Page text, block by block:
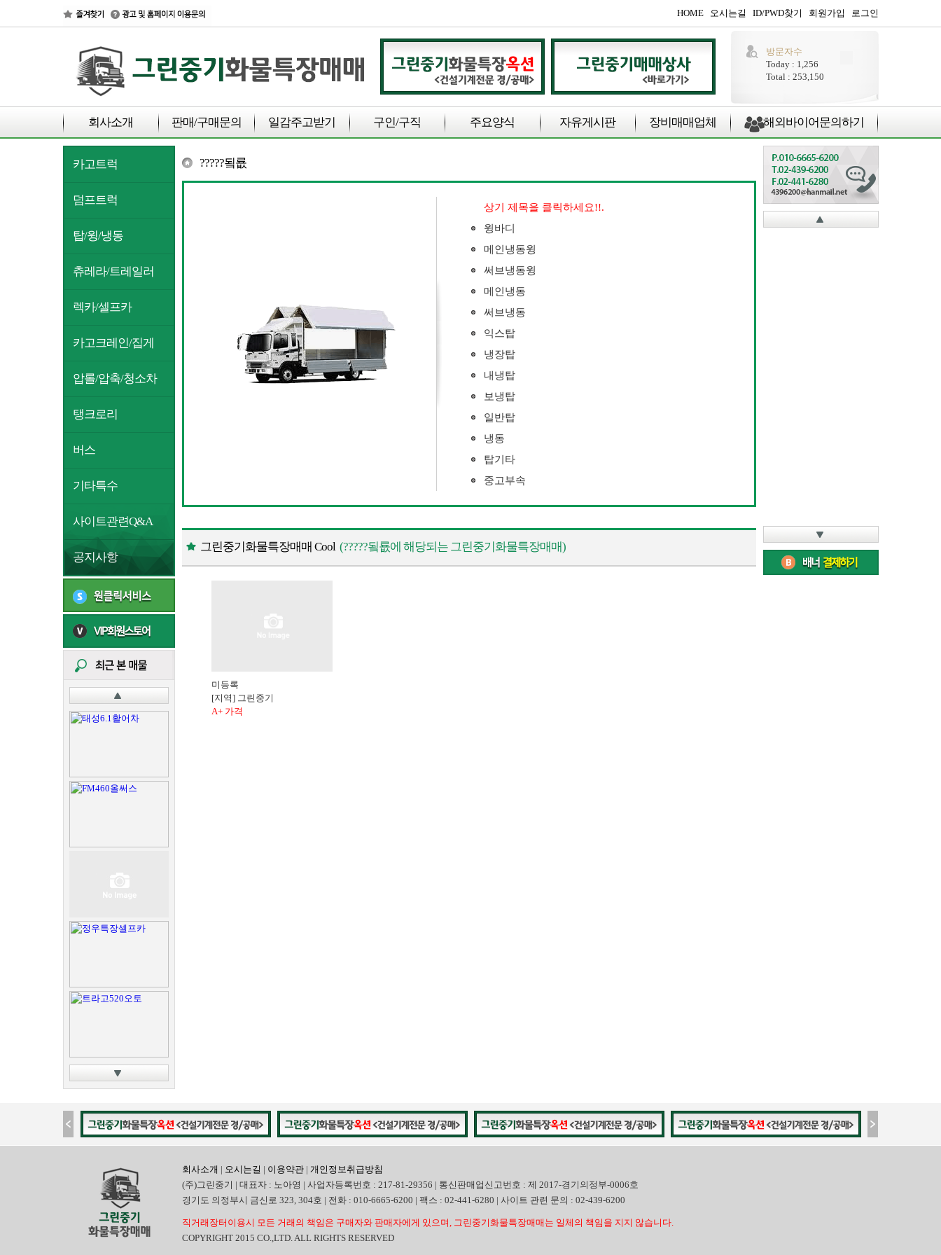
HOME 오시는길 ID/PWD찾기 회원가입 로그인
방문자수
Today : 1,256
Total : 253,150
회사소개 판매/구매문의 일감주고받기 구인/구직 주요양식 자유게시판 장비매매업체 해외바이어문의하기
카고트럭
덤프트럭
탑/윙/냉동
츄레라/트레일러
렉카/셀프카
카고크레인/집게
압롤/압축/청소차
탱크로리
버스
기타특수
사이트관련Q&A
공지사항
?????됰룞
상기 제목을 클릭하세요!!.
윙바디
메인냉동윙
써브냉동윙
메인냉동
써브냉동
익스탑
냉장탑
내냉탑
보냉탑
일반탑
냉동
탑기타
중고부속
그린중기화물특장매매 Cool (?????됰룞에 해당되는 그린중기화물특장매매)
미등록
[지역] 그린중기
A+ 가격
회사소개 | 오시는길 | 이용약관| 개인정보취급방침
(주)그린중기 | 대표자 : 노아영 | 사업자등록번호 : 217-81-29356 | 통신판매업신고번호 : 제 2017-경기의정부-0006호
경기도 의정부시 금신로 323, 304호 | 전화 : 010-6665-6200 | 팩스 : 02-441-6280 | 사이트 관련 문의 : 02-439-6200
직거래장터이용시 모든 거래의 책임은 구매자와 판매자에게 있으며, 그린중기화물특장매매는 일체의 책임을 지지 않습니다.
COPYRIGHT 2015 CO.,LTD. ALL RIGHTS RESERVED